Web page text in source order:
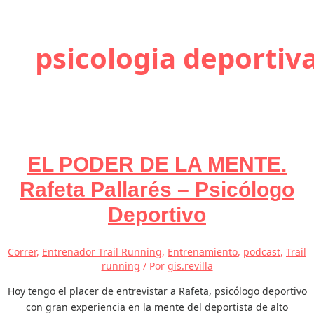
psicologia
EL PODER DE LA MENTE.
Rafeta Pallarés – Psicólogo
Deportivo
Correr, Entrenador Trail Running, Entrenamiento, podcast, Trail
running / Por gis.revilla
Hoy tengo el placer de entrevistar a Rafeta, psicólogo deportivo
con gran experiencia en la mente del deportista de alto